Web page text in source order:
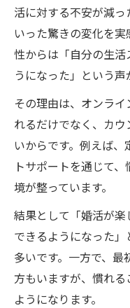
ン感想
津南町の婚
の役割
活に対する不安が減
いった驚きの変化を
性からは「自分の生
うになった」という声
その理由は、オンラ
れるだけでなく、カ
いからです。例えば
トサポートを通じて
境が整っています。
結果として「婚活が
できるようになった
多いです。一方で、
方もいますが、慣れ
ようになります。